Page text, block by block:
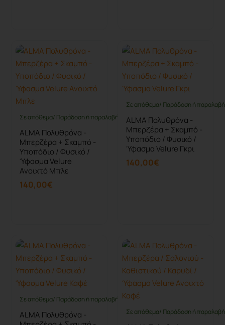
Σε απόθεμα/ Παράδοση ή παραλαβή έως 10 ημέρες
ALMA Πολυθρόνα -
Μπερζέρα + Σκαμπό -
Υποπόδιο / Φυσικό /
Ύφασμα Velure
Ανοιχτό Μπλε
140,00€
Σε απόθεμα/ Παράδοση ή
ALMA Πολυθρόνα -
Μπερζέρα + Σκαμπό -
Υποπόδιο / Φυσικό /
Ύφασμα Velure Γκρι
140,00€
Σε απόθεμα/ Παράδοση ή παραλαβή έως 10 ημέρες
ALMA Πολυθρόνα -
Σε απόθεμα/ Παράδοση ή